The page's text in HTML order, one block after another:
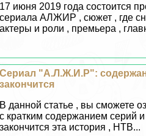
17 июня 2019 года состоится
сериала АЛЖИР , сюжет , где
актеры и роли , премьера ,
Сериал "А.Л.Ж.И.Р":
закончится
В данной статье , вы сможете
с кратким содержанием серий и
закончится эта история , НТВ...